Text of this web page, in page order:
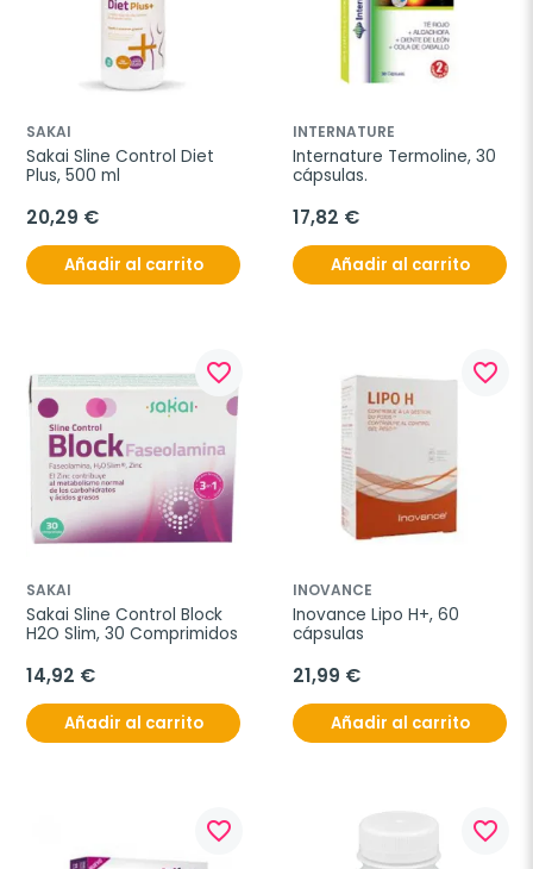
SAKAI
Sakai Sline Control Diet
Plus, 500 ml
20,29 €
Añadir al carrito
INTERNATURE
Internature Termoline, 30
cápsulas.
17,82 €
Añadir al carrito
favorite_border
SAKAI
Sakai Sline Control Block
H2O Slim, 30 Comprimidos
14,92 €
Añadir al carrito
favorite_border
INOVANCE
Inovance Lipo H+, 60
cápsulas
21,99 €
Añadir al carrito
favorite_border favorite_border